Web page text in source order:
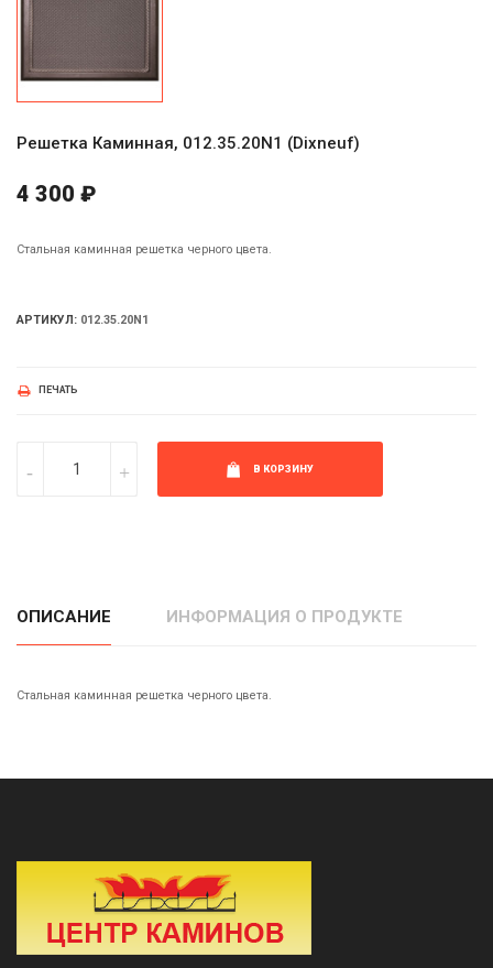
Решетка Каминная, 012.35.20N1 (Dixneuf)
4 300 ₽
Стальная каминная решетка черного цвета.
АРТИКУЛ: 012.35.20N1
ПЕЧАТЬ
В КОРЗИНУ
ОПИСАНИЕ ИНФОРМАЦИЯ О ПРОДУКТЕ
Стальная каминная решетка черного цвета.